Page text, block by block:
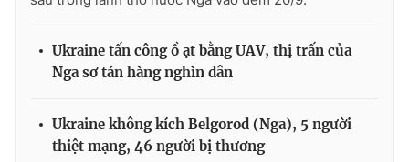
® Cấm sao chép dưới mọi hình thức nếu không có sự chấp
Ukraine tấn công ồ ạt bằng UAV, thị trấn của
Nga sơ tán hàng nghìn dân
Ukraine không kích Belgorod (Nga), 5 người
thiệt mạng, 46 người bị thương